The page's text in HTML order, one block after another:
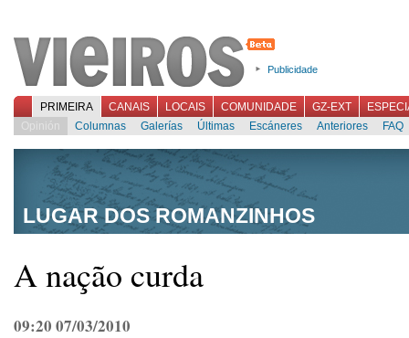
Publicidade
PRIMEIRA CANAIS LOCAIS COMUNIDADE GZ-EXT
Opinión
Columnas Galerías Últimas Escáneres Anteriores FAQ
LUGAR DOS ROMANZINHOS
A nação curda
09:20 07/03/2010